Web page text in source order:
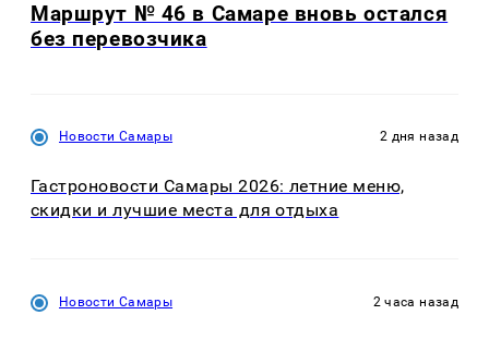
Маршрут № 46 в Самаре вновь остался
без перевозчика
Новости Самары 2 дня назад
Гастроновости Самары 2026: летние меню,
скидки и лучшие места для отдыха
Новости Самары 2 часа назад